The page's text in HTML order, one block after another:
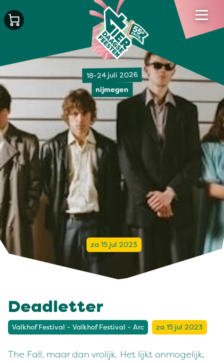
18-24 juli 2026
nijmegen
za 15 jul 2023
Deadletter
Valkhof Festival - Valkhof Festival - Arc za 15 jul 2023
The Fall, maar dan vrolijk. Het lijkt onmogelijk,